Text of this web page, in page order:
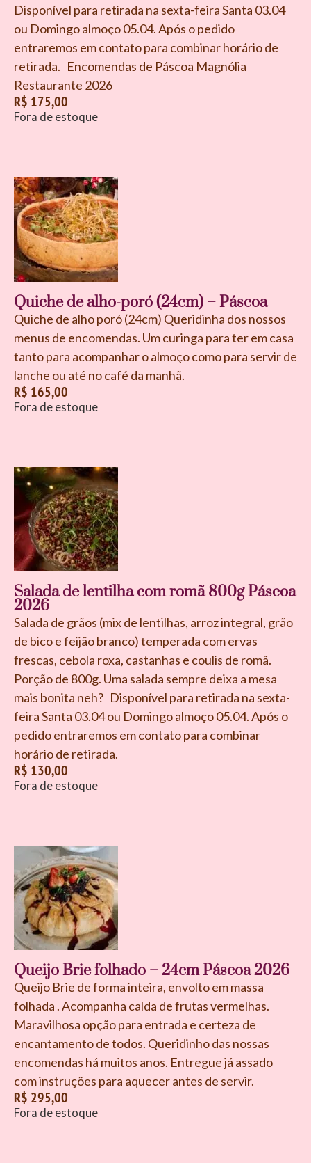
Disponível para retirada na sexta-feira Santa 03.04
ou Domingo almoço 05.04. Após o pedido
entraremos em contato para combinar horário de
retirada. Encomendas de Páscoa Magnólia
Restaurante 2026
R$ 175,00
Fora de estoque
Quiche de alho-poró (24cm) – Páscoa
Quiche de alho poró (24cm) Queridinha dos nossos
menus de encomendas. Um curinga para ter em casa
tanto para acompanhar o almoço como para servir de
lanche ou até no café da manhã.
R$ 165,00
Fora de estoque
Salada de lentilha com romã 800g Páscoa
2026
Salada de grãos (mix de lentilhas, arroz integral, grão
de bico e feijão branco) temperada com ervas
frescas, cebola roxa, castanhas e coulis de romã.
Porção de 800g. Uma salada sempre deixa a mesa
mais bonita neh? Disponível para retirada na sexta-
feira Santa 03.04 ou Domingo almoço 05.04. Após o
pedido entraremos em contato para combinar
horário de retirada.
R$ 130,00
Fora de estoque
Queijo Brie folhado – 24cm Páscoa 2026
Queijo Brie de forma inteira, envolto em massa
folhada . Acompanha calda de frutas vermelhas.
Maravilhosa opção para entrada e certeza de
encantamento de todos. Queridinho das nossas
encomendas há muitos anos. Entregue já assado
com instruções para aquecer antes de servir.
R$ 295,00
Fora de estoque